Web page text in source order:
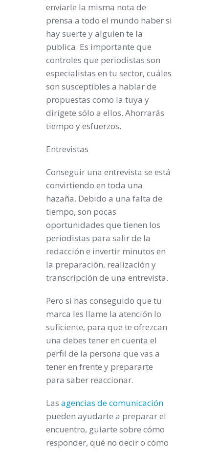
enviarle la misma nota de
prensa a todo el mundo haber si
hay suerte y alguien te la
publica. Es importante que
controles que periodistas son
especialistas en tu sector, cuáles
son susceptibles a hablar de
propuestas como la tuya y
dirígete sólo a ellos. Ahorrarás
tiempo y esfuerzos.
Entrevistas
Conseguir una entrevista se está
convirtiendo en toda una
hazaña. Debido a una falta de
tiempo, son pocas
oportunidades que tienen los
periodistas para salir de la
redacción e invertir minutos en
la preparación, realización y
transcripción de una entrevista.
Pero si has conseguido que tu
marca les llame la atención lo
suficiente, para que te ofrezcan
una debes tener en cuenta el
perfil de la persona que vas a
tener en frente y prepararte
para saber reaccionar.
Las agencias de comunicación
pueden ayudarte a preparar el
encuentro, guiarte sobre cómo
responder, qué no decir o cómo